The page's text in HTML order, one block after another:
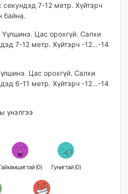
секундэд 7-12 метр. Хүйтэрч
байна.
Цас орохгүй. Салхи
7-12 метр. Хүйтэрч -12…-14
Цас орохгүй. Салхи
6-11 метр. Хүйтэрч -12…-14
үнэлгээ
Гайхамшигтай (0) Гунигтай (0)